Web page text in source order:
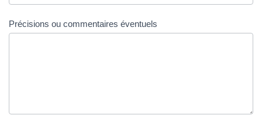
Précisions ou commentaires éventuels